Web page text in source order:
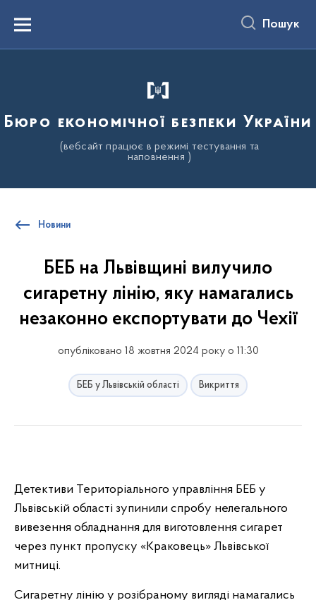
вмістуMenu Пошук
Бюро економічної безпеки України
(вебсайт працює в режимі тестування та
наповнення )
Новини
БЕБ на Львівщині вилучило
сигаретну лінію, яку намагались
незаконно експортувати до Чехії
опубліковано 18 жовтня 2024 року о 11:30
БЕБ у Львівській області Викриття
Детективи Територіального управління БЕБ у
Львівській області зупинили спробу нелегального
вивезення обладнання для виготовлення сигарет
через пункт пропуску «Краковець» Львівської
митниці.
Сигаретну лінію у розібраному вигляді намагались